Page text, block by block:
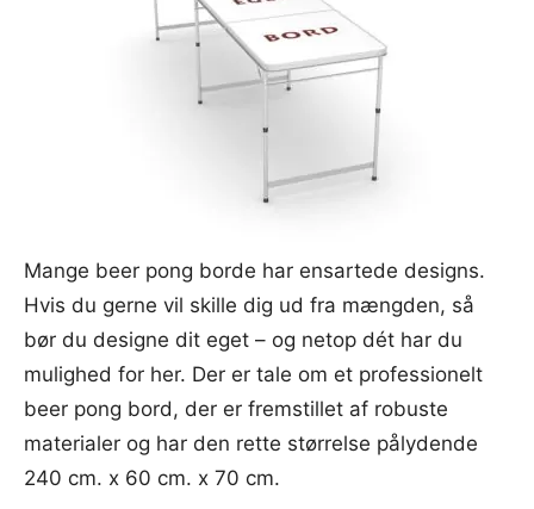
Mange beer pong borde har ensartede designs.
Hvis du gerne vil skille dig ud fra mængden, så
bør du designe dit eget – og netop dét har du
mulighed for her. Der er tale om et professionelt
beer pong bord, der er fremstillet af robuste
materialer og har den rette størrelse pålydende
240 cm. x 60 cm. x 70 cm.